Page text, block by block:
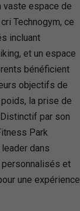
vaste espace de
Technogym, ce
incluant
et un espace
bénéficient
objectifs de
la prise de
par son
Park
dans
personnalisés et
une expérience